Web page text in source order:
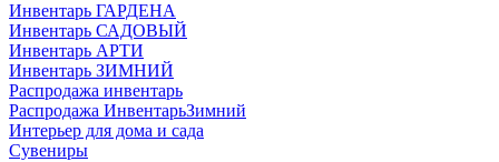
Инвентарь ГАРДЕНА
Инвентарь САДОВЫЙ
Инвентарь АРТИ
Инвентарь ЗИМНИЙ
Распродажа инвентарь
Распродажа ИнвентарьЗимний
Интерьер для дома и сада
Сувениры